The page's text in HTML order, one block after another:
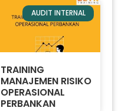
AUDIT INTERNAL
TRAINING
MANAJEMEN RISIKO
OPERASIONAL
PERBANKAN